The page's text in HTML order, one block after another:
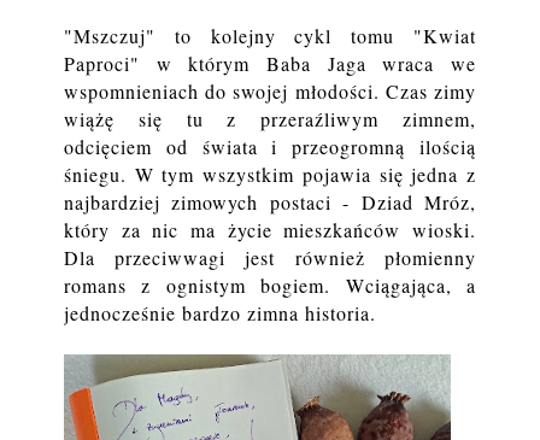
"Mszczuj" to kolejny cykl tomu "Kwiat
Paproci" w którym Baba Jaga wraca we
wspomnieniach do swojej młodości. Czas zimy
wiążę się tu z przeraźliwym zimnem,
odcięciem od świata i przeogromną ilością
śniegu. W tym wszystkim pojawia się jedna z
najbardziej zimowych postaci - Dziad Mróz,
który za nic ma życie mieszkańców wioski.
Dla przeciwwagi jest również płomienny
romans z ognistym bogiem. Wciągająca, a
jednocześnie bardzo zimna historia.